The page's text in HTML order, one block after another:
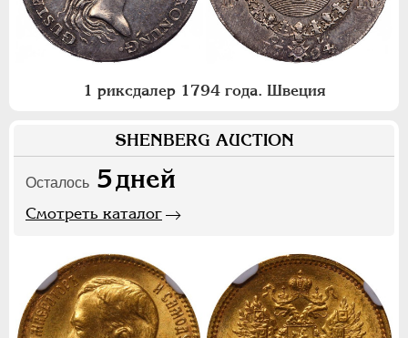
1 риксдалер 1794 года. Швеция
SHENBERG AUCTION
Осталось 5дней
Смотреть каталог